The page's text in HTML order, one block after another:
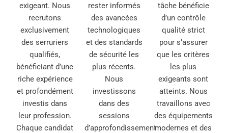
exigeant. Nous
recrutons
exclusivement
des serruriers
qualifiés,
bénéficiant d’une
riche expérience
et profondément
investis dans
leur profession.
Chaque candidat
rester informés
des avancées
technologiques
et des standards
de sécurité les
plus récents.
Nous
investissons
dans des
sessions
d’approfondissement
tâche bénéficie
d’un contrôle
qualité strict
pour s’assurer
que les critères
les plus
exigeants sont
atteints. Nous
travaillons avec
des équipements
modernes et des